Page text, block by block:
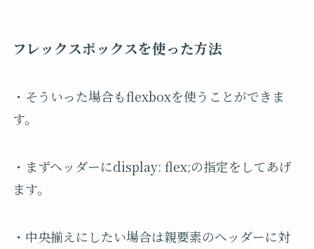
フレックスボックスを使った方法
・そういった場合もflexboxを使うことができま
す。
・まずヘッダーにdisplay: flex;の指定をしてあげ
ます。
・中央揃えにしたい場合は親要素のヘッダーに対